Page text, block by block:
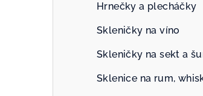
Hrnečky a plecháčky
Skleničky na víno
Skleničky na sekt a
Sklenice na rum,